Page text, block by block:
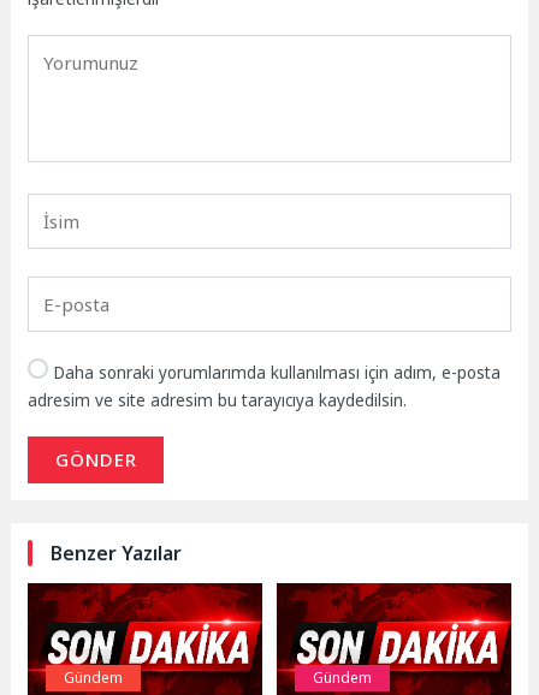
Daha sonraki yorumlarımda kullanılması için adım, e-posta
adresim ve site adresim bu tarayıcıya kaydedilsin.
GÖNDER
Benzer Yazılar
Gündem Gündem